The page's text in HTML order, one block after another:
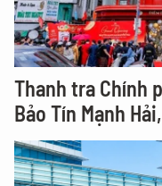
Thanh tra Chính
Bảo Tín Mạnh